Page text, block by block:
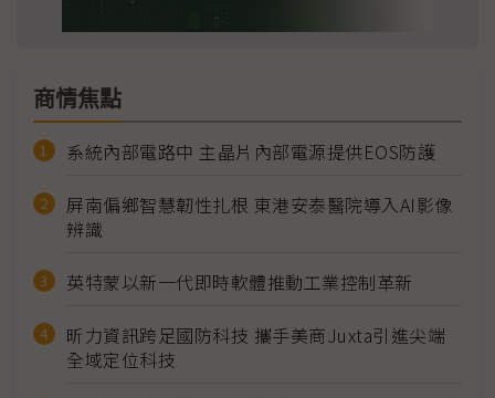
商情焦點
系統內部電路中 主晶片內部電源提供EOS防護
屏南偏鄉智慧韌性扎根 東港安泰醫院導入AI影像
辨識
英特蒙以新一代即時軟體推動工業控制革新
昕力資訊跨足國防科技 攜手美商Juxta引進尖端
全域定位科技